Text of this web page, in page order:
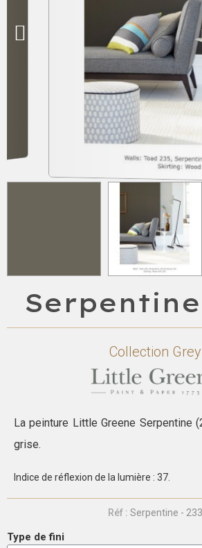
Serpentine
Collection Grey
La peinture Little Greene Serpentine
grise.
Indice de réflexion de la lumière : 37.
Réf : Serpentine - 233
Type de fini